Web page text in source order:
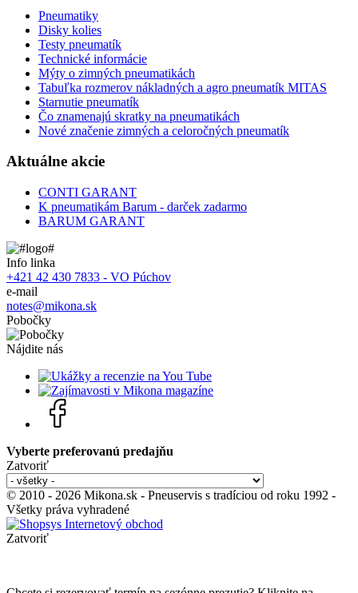
Pneumatiky
Disky kolies
Testy pneumatík
Technické informácie
Mýty o zimných pneumatikách
Tabuľka rozmerov nákladných a agro pneumatík MITAS
Starnutie pneumatík
Čo znamenajú skratky na pneumatikách
Nové značenie zimných a celoročných pneumatík
Aktuálne akcie
CONTI GARANT
K pneumatikám Barum - darček zadarmo
BARUM GARANT
Info linka
+421 42 430 7833 - VO Púchov
e-mail
notes@mikona.sk
Pobočky
Nájdite nás
Vyberte preferovanú predajňu
Zatvoriť
© 2010 - 2026 Mikona.sk - Pneuservis s tradíciou od roku 1992 -
Všetky práva vyhradené
Zatvoriť